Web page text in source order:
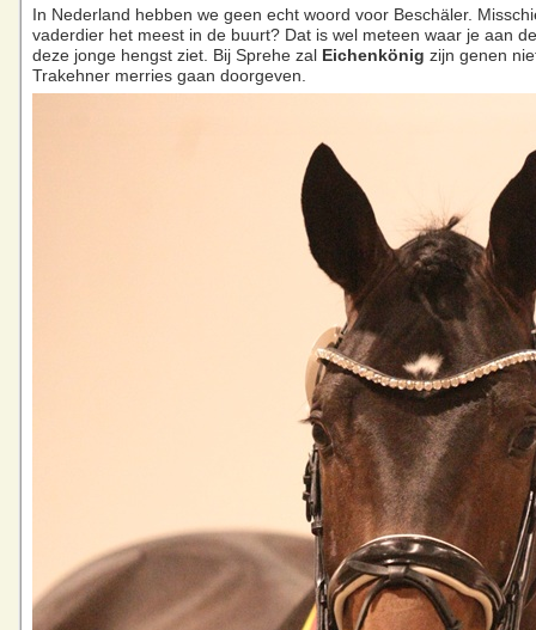
In Nederland hebben we geen echt woord voor Beschäler.
vaderdier het meest in de buurt? Dat is wel meteen waar je aan
deze jonge hengst ziet. Bij Sprehe zal
Eichenkönig zijn genen
Trakehner merries gaan doorgeven.